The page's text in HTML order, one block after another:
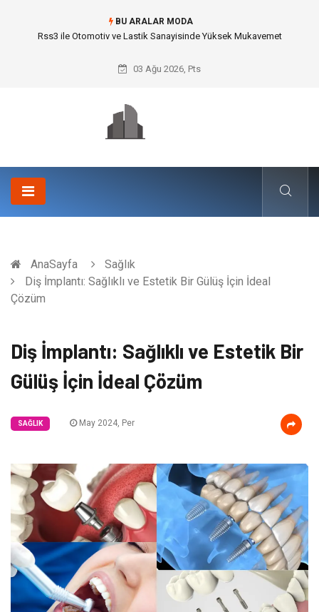
BU ARALAR MODA
Rss3 ile Otomotiv ve Lastik Sanayisinde Yüksek Mukavemet
03 Ağu 2026, Pts
AnaSayfa
Sağlık
Diş İmplantı: Sağlıklı ve Estetik Bir Gülüş İçin İdeal
Çözüm
Diş İmplantı: Sağlıklı ve Estetik Bir
Gülüş İçin İdeal Çözüm
SAĞLIK May 2024, Per